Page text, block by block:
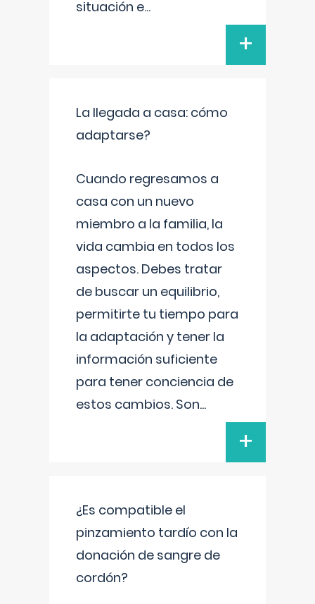
situación e...
+
La llegada a casa: cómo
adaptarse?
Cuando regresamos a
casa con un nuevo
miembro a la familia, la
vida cambia en todos los
aspectos. Debes tratar
de buscar un equilibrio,
permitirte tu tiempo para
la adaptación y tener la
información suficiente
para tener conciencia de
estos cambios. Son...
+
¿Es compatible el
pinzamiento tardío con la
donación de sangre de
cordón?